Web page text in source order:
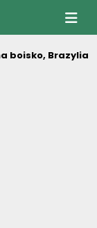
boisko, Brazylia